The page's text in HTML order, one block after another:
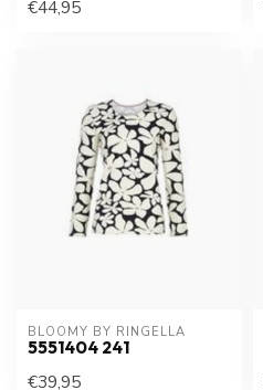
€44,95
BLOOMY BY RINGELLA
5551404 241
€39,95